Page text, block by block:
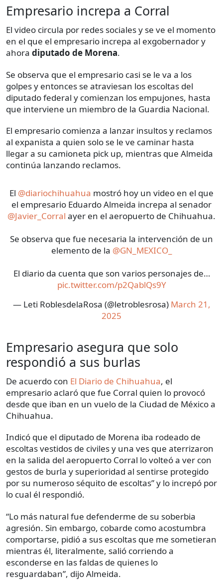
Empresario increpa a Corral
El video circula por redes sociales y se ve el momento
en el que el empresario increpa al exgobernador y
ahora diputado de Morena.
Se observa que el empresario casi se le va a los
golpes y entonces se atraviesan los escoltas del
diputado federal y comienzan los empujones, hasta
que interviene un miembro de la Guardia Nacional.
El empresario comienza a lanzar insultos y reclamos
al expanista a quien solo se le ve caminar hasta
llegar a su camioneta pick up, mientras que Almeida
continúa lanzando reclamos.
El @diariochihuahua mostró hoy un video en el que
el empresario Eduardo Almeida increpa al senador
@Javier_Corral ayer en el aeropuerto de Chihuahua.
Se observa que fue necesaria la intervención de un
elemento de la @GN_MEXICO_
El diario da cuenta que son varios personajes de…
pic.twitter.com/p2QablQs9Y
— Leti RoblesdelaRosa (@letroblesrosa) March 21,
2025
Empresario asegura que solo
respondió a sus burlas
De acuerdo con El Diario de Chihuahua, el
empresario aclaró que fue Corral quien lo provocó
desde que iban en un vuelo de la Ciudad de México a
Chihuahua.
Indicó que el diputado de Morena iba rodeado de
escoltas vestidos de civiles y una ves que aterrizaron
en la salida del aeropuerto Corral lo volteó a ver con
gestos de burla y superioridad al sentirse protegido
por su numeroso séquito de escoltas” y lo increpó por
lo cual él respondió.
“Lo más natural fue defenderme de su soberbia
agresión. Sin embargo, cobarde como acostumbra
comportarse, pidió a sus escoltas que me sometieran
mientras él, literalmente, salió corriendo a
esconderse en las faldas de quienes lo
resguardaban”, dijo Almeida.